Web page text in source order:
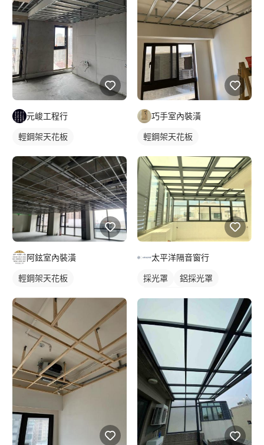
元峻工程行
輕鋼架天花板
阿鉉室內裝潢
輕鋼架天花板
巧手室內裝潢
輕鋼架天花板
太平洋隔音窗行
採光罩
鋁採光罩
屋頂採光罩